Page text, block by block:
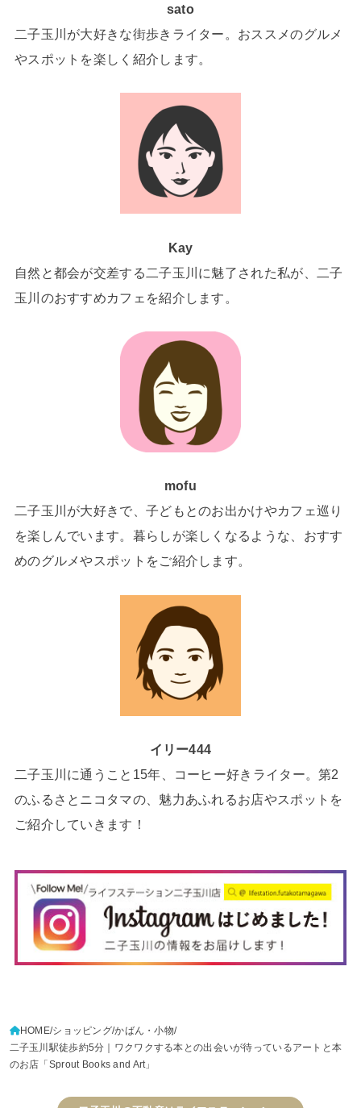
sato
二子玉川が大好きな街歩きライター。おススメのグルメ
やスポットを楽しく紹介します。
Kay
自然と都会が交差する二子玉川に魅了された私が、二子
玉川のおすすめカフェを紹介します。
mofu
二子玉川が大好きで、子どもとのお出かけやカフェ巡り
を楽しんでいます。暮らしが楽しくなるような、おすす
めのグルメやスポットをご紹介します。
イリー444
二子玉川に通うこと15年、コーヒー好きライター。第2
のふるさとニコタマの、魅力あふれるお店やスポットを
ご紹介していきます！
HOME ショッピング かばん・小物
二子玉川駅徒歩約5分｜ワクワクする本との出会いが待っているアートと本
のお店「Sprout Books and Art」